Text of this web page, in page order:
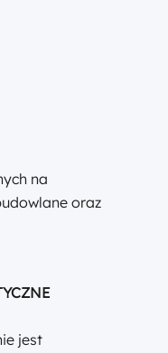
na
oraz
jest